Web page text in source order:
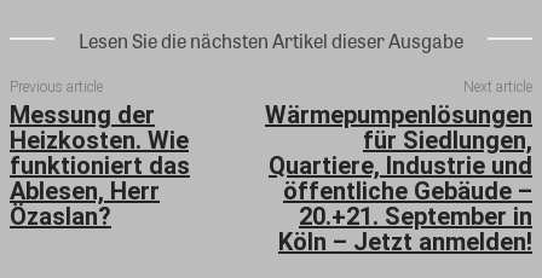
Lesen Sie die nächsten Artikel dieser Ausgabe
Previous article
Messung der
Heizkosten. Wie
funktioniert das
Ablesen, Herr
Özaslan?
Next article
Wärmepumpenlösungen
für Siedlungen,
Quartiere, Industrie und
öffentliche Gebäude –
20.+21. September in
Köln – Jetzt anmelden!